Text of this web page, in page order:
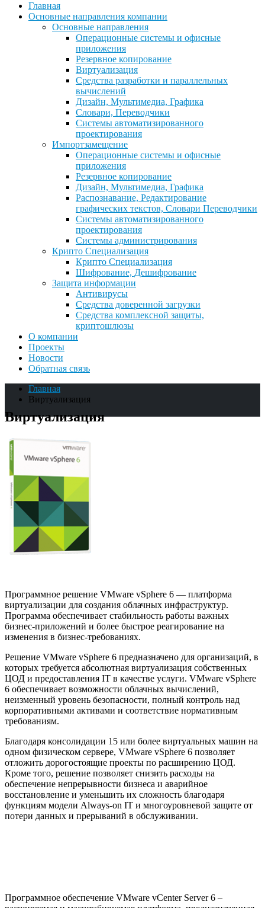
Главная
Основные направления компании
Основные направления
Операционные системы и офисные
приложения
Резервное копирование
Виртуализация
Средства разработки и параллельных
вычислений
Дизайн, Мультимедиа, Графика
Словари, Переводчики
Системы автоматизированного
проектирования
Импортзамещение
Операционные системы и офисные
приложения
Резервное копирование
Дизайн, Мультимедиа, Графика
Распознавание, Редактирование
графических текстов, Словари Переводчики
Системы автоматизированного
проектирования
Системы администрирования
Крипто Специализация
Крипто Специализация
Шифрование, Дешифрование
Защита информации
Антивирусы
Средства доверенной загрузки
Средства комплексной защиты,
криптошлюзы
О компании
Проекты
Новости
Обратная связь
Главная
Виртуализация
Виртуализация
Программное решение VMware vSphere 6 — платформа
виртуализации для создания облачных инфраструктур.
Программа обеспечивает стабильность работы важных
бизнес-приложений и более быстрое реагирование на
изменения в бизнес-требованиях.
Решение VMware vSphere 6 предназначено для организаций, в
которых требуется абсолютная виртуализация собственных
ЦОД и предоставления IT в качестве услуги. VMware vSphere
6 обеспечивает возможности облачных вычислений,
неизменный уровень безопасности, полный контроль над
корпоративными активами и соответствие нормативным
требованиям.
Благодаря консолидации 15 или более виртуальных машин на
одном физическом сервере, VMware vSphere 6 позволяет
отложить дорогостоящие проекты по расширению ЦОД.
Кроме того, решение позволяет снизить расходы на
обеспечение непрерывности бизнеса и аварийное
восстановление и уменьшить их сложность благодаря
функциям модели Always-on IT и многоуровневой защите от
потери данных и прерываний в обслуживании.
Программное обеспечение VMware vCenter Server 6 –